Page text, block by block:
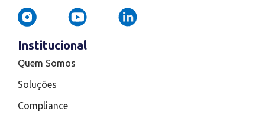
Institucional
Quem Somos
Soluções
Compliance